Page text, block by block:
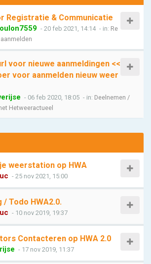
Registratie & Communicatie
- 20 feb 2021, 14:14 - in: Re
voor nieuwe aanmeldingen <<
voor aanmelden nieuw weer
- 06 feb 2020, 18:05 - in: Deelnemen /
Hetweeractueel
weerstation op HWA
- 25 nov 2021, 15:00
/ Todo HWA2.0.
- 10 nov 2019, 19:37
Contacteren op HWA 2.0
- 17 nov 2019, 11:37